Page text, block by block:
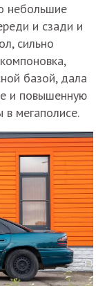
небольшие
и сзади и
сильно
базой, дала
и повышенную
мегаполисе.